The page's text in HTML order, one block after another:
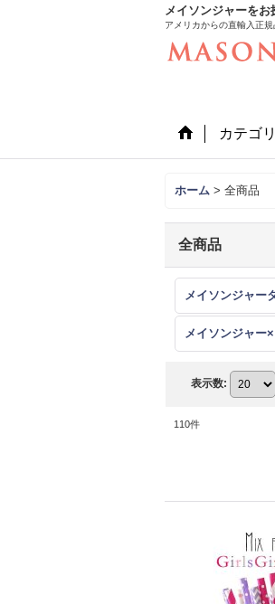
メイソンジャーを
アメリカからの直輸入正
カテゴ
ホーム > 全商品
全商品
メイソンジャー
メイソンジャー
表示数:
110件